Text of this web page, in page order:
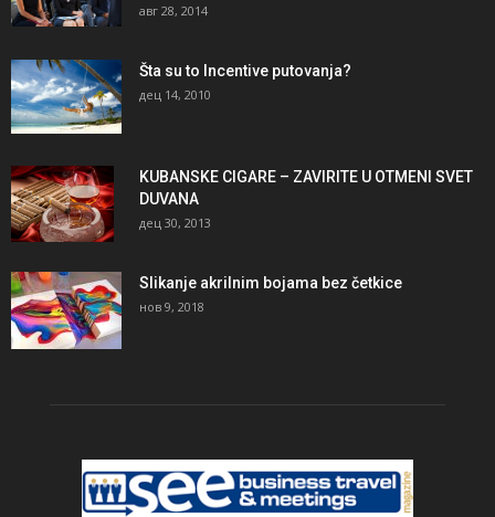
авг 28, 2014
Šta su to Incentive putovanja?
дец 14, 2010
KUBANSKE CIGARE – ZAVIRITE U OTMENI SVET
DUVANA
дец 30, 2013
Slikanje akrilnim bojama bez četkice
нов 9, 2018